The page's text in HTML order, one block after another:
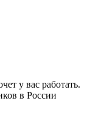
у вас работать.
в России